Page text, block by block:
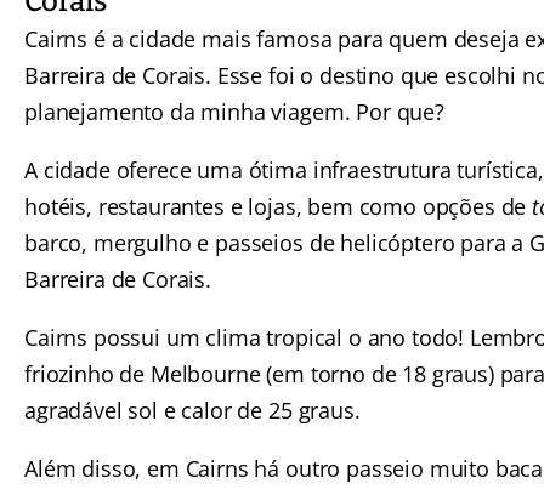
Cairns é a cidade mais famosa para quem deseja
Barreira de Corais. Esse foi o destino que escolhi
planejamento da minha viagem. Por que?
A cidade oferece uma ótima infraestrutura
hotéis, restaurantes e lojas, bem como opções de
barco, mergulho e passeios de helicóptero para a
Barreira de Corais.
Cairns possui um clima tropical o ano todo!
friozinho de Melbourne (em torno de 18 graus)
agradável sol e calor de 25 graus.
Além disso, em Cairns há outro passeio muito